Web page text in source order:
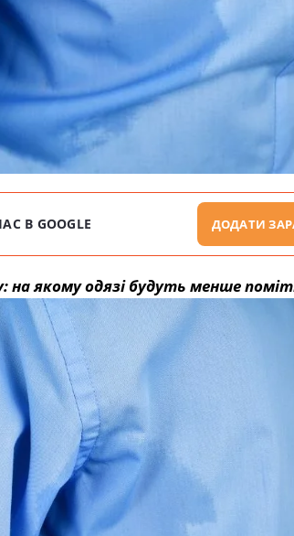
В GOOGLE ДОДАТИ
якому одязі будуть менше